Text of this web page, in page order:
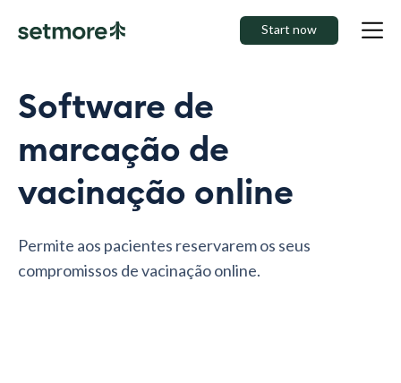
Start now
Software de
marcação de
vacinação online
Permite aos pacientes reservarem os seus
compromissos de vacinação online.